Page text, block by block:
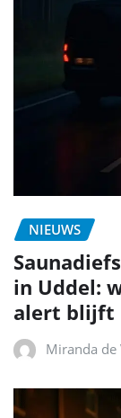
NIEUWS
in Uddel:
alert blijft
Miranda de